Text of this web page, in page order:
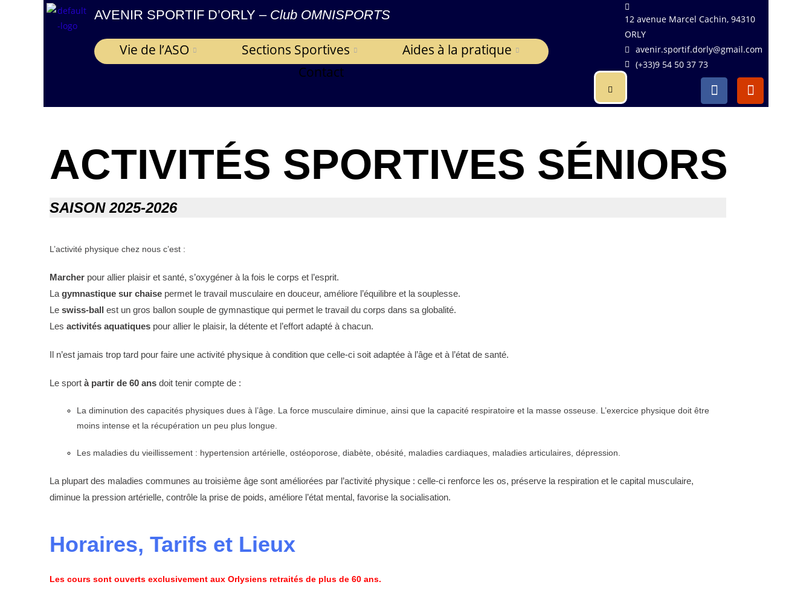
AVENIR SPORTIF D’ORLY – Club OMNISPORTS
Vie de l’ASO Sections Sportives
Aides à la pratique
Contact
12 avenue Marcel Cachin, 94310
ORLY
avenir.sportif.dorly@gmail.com
(+33)9 54 50 37 73
ACTIVITÉS SPORTIVES SÉNIORS
SAISON 2025-2026
L’activité physique chez nous c’est :
Marcher pour allier plaisir et santé, s’oxygéner à la fois le corps et l’esprit.
La gymnastique sur chaise permet le travail musculaire en douceur, améliore l’équilibre et la souplesse.
Le swiss-ball est un gros ballon souple de gymnastique qui permet le travail du corps dans sa globalité.
Les activités aquatiques pour allier le plaisir, la détente et l’effort adapté à chacun.
Il n’est jamais trop tard pour faire une activité physique à condition que celle-ci soit adaptée à l’âge et à l’état de santé.
Le sport à partir de 60 ans doit tenir compte de :
La diminution des capacités physiques dues à l’âge. La force musculaire diminue, ainsi que la capacité respiratoire et la masse osseuse. L’exercice physique doit être
moins intense et la récupération un peu plus longue.
Les maladies du vieillissement : hypertension artérielle, ostéoporose, diabète, obésité, maladies cardiaques, maladies articulaires, dépression.
La plupart des maladies communes au troisième âge sont améliorées par l’activité physique : celle-ci renforce les os, préserve la respiration et le capital musculaire,
diminue la pression artérielle, contrôle la prise de poids, améliore l’état mental, favorise la socialisation.
Horaires, Tarifs et Lieux
Les cours sont ouverts exclusivement aux Orlysiens retraités de plus de 60 ans.